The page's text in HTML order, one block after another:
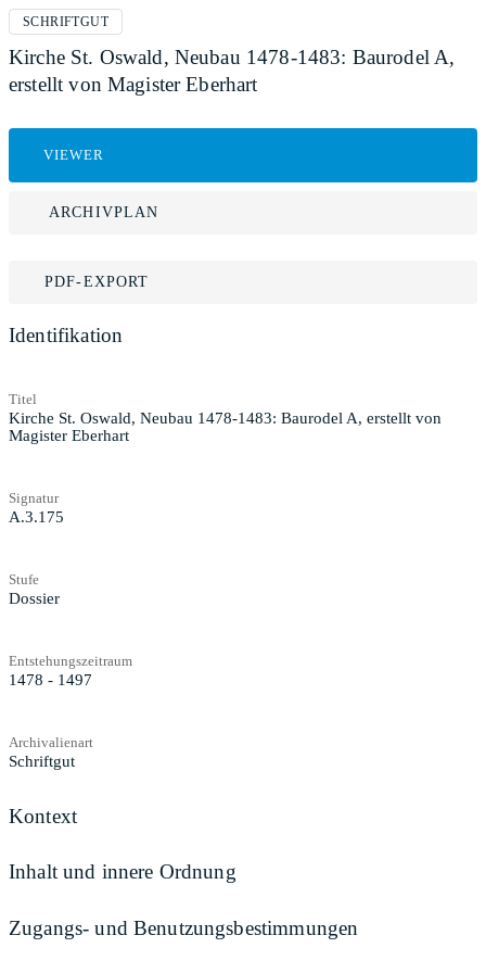
SCHRIFTGUT
Kirche St. Oswald, Neubau 1478-1483: Baurodel A,
erstellt von Magister Eberhart
VIEWER
ARCHIVPLAN
PDF-EXPORT
Identifikation
Titel
Kirche St. Oswald, Neubau 1478-1483: Baurodel A, erstellt von
Magister Eberhart
Signatur
A.3.175
Stufe
Dossier
Entstehungszeitraum
1478 - 1497
Archivalienart
Schriftgut
Kontext
Inhalt und innere Ordnung
Zugangs- und Benutzungsbestimmungen